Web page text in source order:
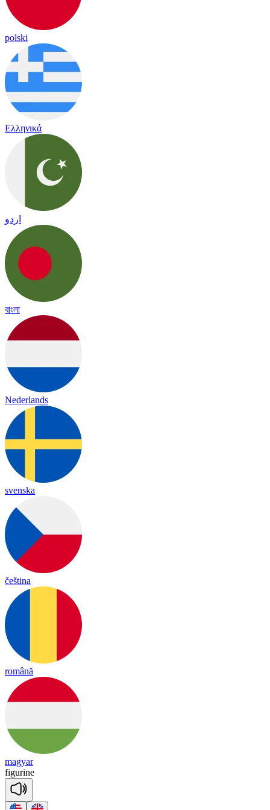
polski
Ελληνικά
اردو
বাংলা
Nederlands
svenska
čeština
română
magyar
figurine